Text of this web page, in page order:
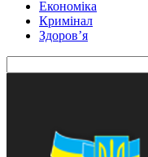
Економіка
Кримінал
Здоров’я